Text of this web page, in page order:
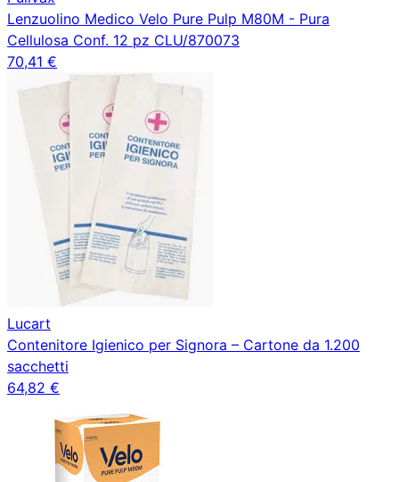
Lenzuolino Medico Velo Pure Pulp M80M - Pura
Cellulosa Conf. 12 pz CLU/870073
70,41 €
Lucart
Contenitore Igienico per Signora – Cartone da 1.200
sacchetti
64,82 €